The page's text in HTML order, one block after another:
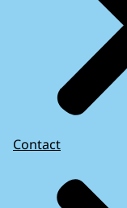
Contact